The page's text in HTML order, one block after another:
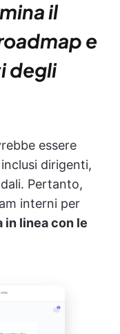
il
e
degli
essere
dirigenti,
Pertanto,
interni per
in linea con le